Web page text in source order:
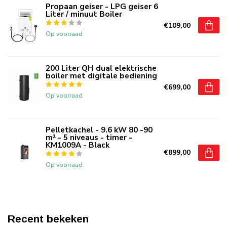
Propaan geiser - LPG geiser 6
Liter / minuut Boiler
Op voorraad
€109,00
200 Liter QH dual elektrische
boiler met digitale bediening
Op voorraad
€699,00
Pelletkachel - 9.6 kW 80 -90
m² - 5 niveaus - timer -
KM1009A - Black
Op voorraad
€899,00
Recent bekeken